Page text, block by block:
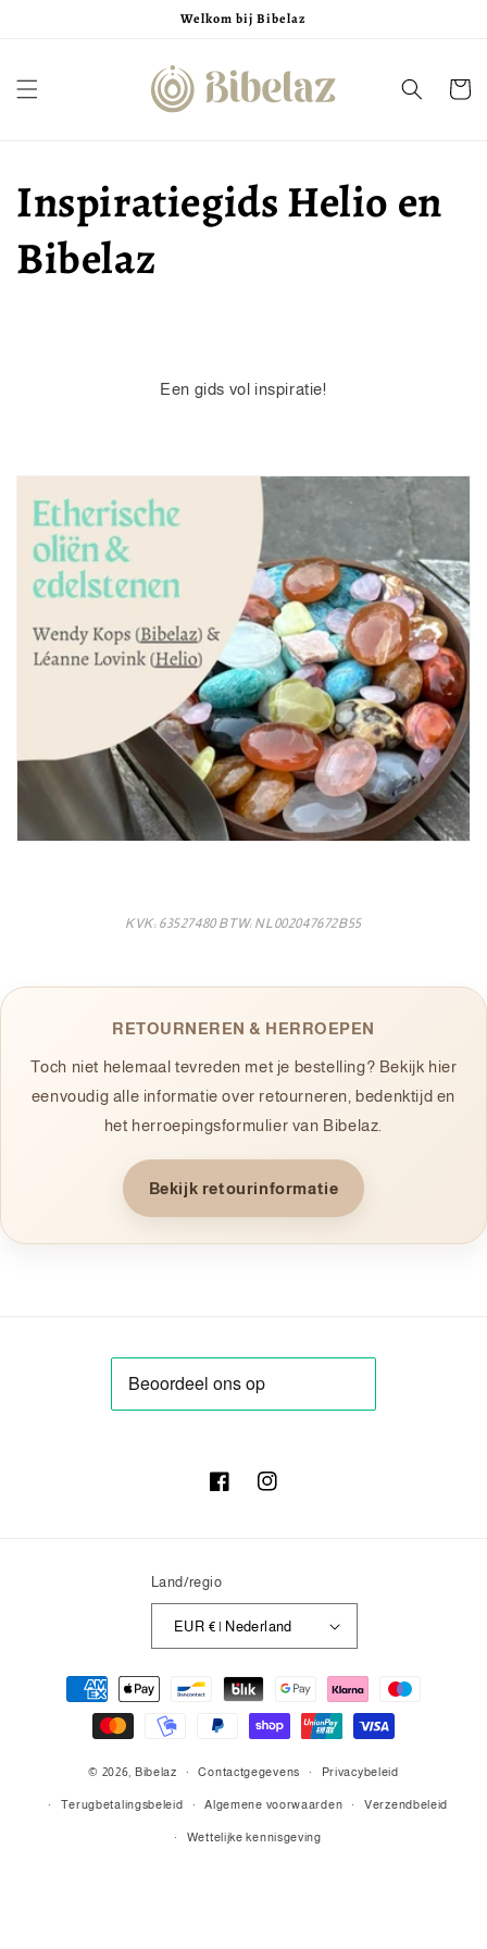
Welkom bij Bibelaz
Inspiratiegids Helio en
Bibelaz
Een gids vol inspiratie!
KVK: 63527480 BTW: NL002047672B55
RETOURNEREN & HERROEPEN
Toch niet helemaal tevreden met je bestelling? Bekijk hier
eenvoudig alle informatie over retourneren, bedenktijd en
het herroepingsformulier van Bibelaz.
Bekijk retourinformatie
FacebookInstagram
Land/regio
EUR € | Nederland
Betaalmethoden
© 2026, Bibelaz Contactgegevens Privacybeleid
Terugbetalingsbeleid Algemene voorwaarden Verzendbeleid
Wettelijke kennisgeving